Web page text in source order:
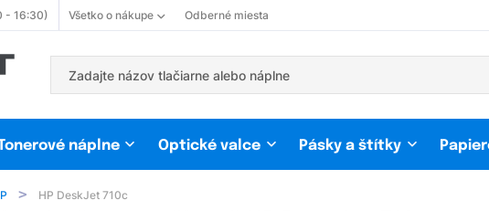
- 16:30) Všetko o nákupe Odberné miesta
náplne Optické valce Pásky a štítky
HP DeskJet 710c